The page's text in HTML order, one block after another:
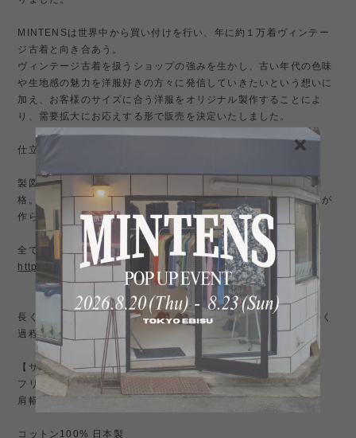
MINTENSは世界中から買い付けを行い、年に約１万着ヴィンテー
ジ古着と向き合あう。
ヴィンテージ古着を扱うショップの強みを生かし、古い年代の色味
や生地感の魅力を洋服好きの方々に発信していきたいという想いに
加え、お客様のサイズに合う洋服をオリジナル製作することによ
り、需要拡大にお応えする形で販売を決定いたしました。
仕立て工場は、国内トップクラスの職人が集結。
製図から始まり、仕立てのディレクション含め製法の丁寧さは別
格。要所では手縫いを用いており、複雑な工程を重ねながら１着が
作られています。
全てが1点もの、ジャケットやスラックスをご紹介しております。
https://shop.mintens-tokyo.com/categories/5266072
長く愛用することで誰ともかぶらない自分だけの色合いにしていく
過程を楽しめます。
【サイズ】
フリーサイズ（サイズ②程度 ※実寸17〜17H L~XL程度）
肩幅約50cm、身幅約75cm、着丈約83cm、袖丈約64cm
コットン100% 日本製